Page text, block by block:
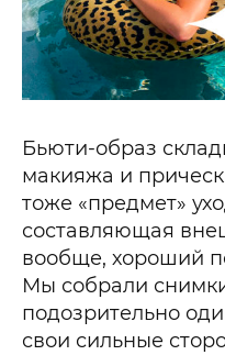
Бьюти-образ
макияжа и
тоже «предмет»
составляющая
вообще, хороший
Мы собрали
подозрительно
свои сильные